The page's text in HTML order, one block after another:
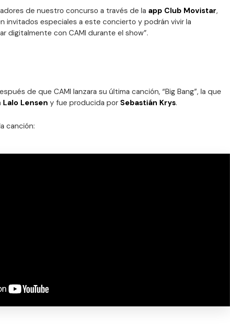
de nuestro concurso a través de la app Club Movistar,
invitados especiales a este concierto y podrán vivir la
digitalmente con CAMI durante el show”.
de que CAMI lanzara su última canción, “Big Bang”, la que
Lalo Lensen y fue producida por Sebastián Krys.
canción: